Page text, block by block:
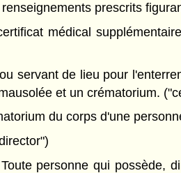
prescrits
médical
servant de lieu pour
et un crématorium.
du corps d'une
personne qui possède,